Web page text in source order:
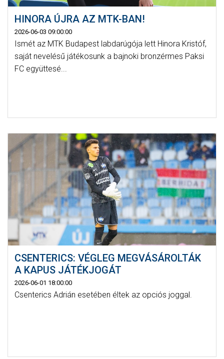
HINORA ÚJRA AZ MTK-BAN!
2026-06-03 09:00:00
Ismét az MTK Budapest labdarúgója lett Hinora Kristóf,
saját nevelésű játékosunk a bajnoki bronzérmes Paksi
FC együttesé...
CSENTERICS: VÉGLEG MEGVÁSÁROLTÁK
A KAPUS JÁTÉKJOGÁT
2026-06-01 18:00:00
Csenterics Adrián esetében éltek az opciós joggal.